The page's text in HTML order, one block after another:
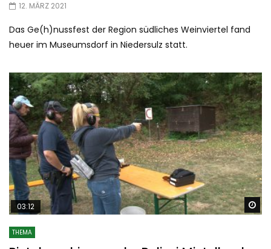
12. MÄRZ 2021
Das Ge(h)nussfest der Region südliches Weinviertel fand
heuer im Museumsdorf in Niedersulz statt.
03:12
THEMA